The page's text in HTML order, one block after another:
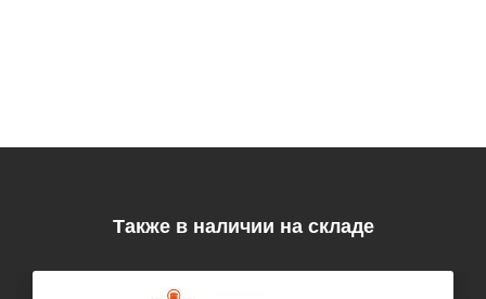
Также в наличии на складе